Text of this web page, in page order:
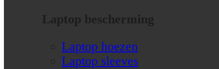
Laptop bescherming
Laptop hoezen
Laptop sleeves